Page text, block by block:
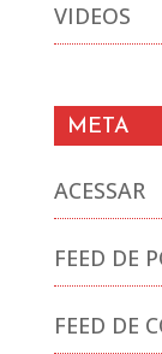
VIDEOS
META
ACESSAR
FEED DE
FEED DE